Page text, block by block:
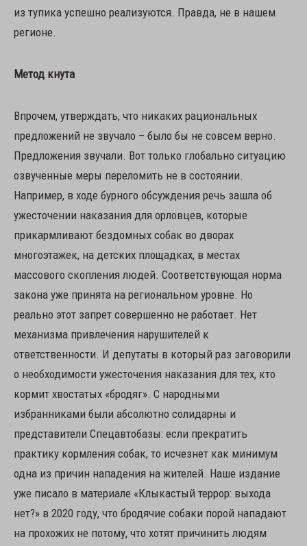
из тупика успешно реализуются. Правда, не в нашем
регионе.
Метод кнута
Впрочем, утверждать, что никаких рациональных
предложений не звучало – было бы не совсем верно.
Предложения звучали. Вот только глобально ситуацию
озвученные меры переломить не в состоянии.
Например, в ходе бурного обсуждения речь зашла об
ужесточении наказания для орловцев, которые
прикармливают бездомных собак во дворах
многоэтажек, на детских площадках, в местах
массового скопления людей. Соответствующая норма
закона уже принята на региональном уровне. Но
реально этот запрет совершенно не работает. Нет
механизма привлечения нарушителей к
ответственности. И депутаты в который раз заговорили
о необходимости ужесточения наказания для тех, кто
кормит хвостатых «бродяг». С народными
избранниками были абсолютно солидарны и
представители Спецавтобазы: если прекратить
практику кормления собак, то исчезнет как минимум
одна из причин нападения на жителей. Наше издание
уже писало в материале «Клыкастый террор: выхода
нет?» в 2020 году, что бродячие собаки порой нападают
на прохожих не потому, что хотят причинить людям